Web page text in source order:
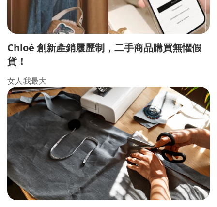
Chloé 創新產銷履歷制，二手商品購買無懼假
貨！
女人我最大